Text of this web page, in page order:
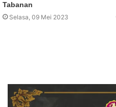
Tabanan
Selasa, 09 Mei 2023